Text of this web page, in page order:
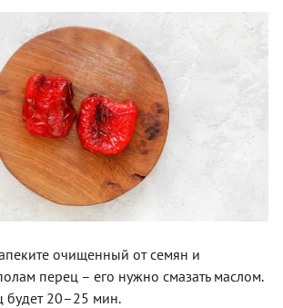
очищенный от семян и
перец – его нужно смазать маслом.
будет 20–25 мин.